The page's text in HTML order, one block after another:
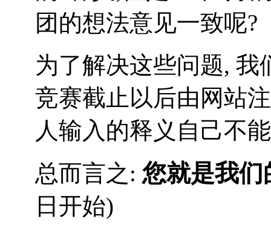
团的想法意见一致呢?
为了解决这些问题,
竞赛截止以后由网站
人输入的释义自己不
总而言之: 您就是我们
日开始)